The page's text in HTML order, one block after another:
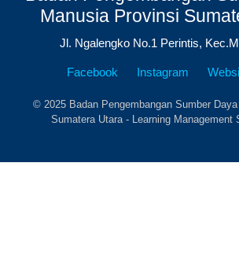
Manusia Provinsi
Jl. Ngalengko No.1 Perintis,
Facebook Instagram
© 2025 Badan Pengembangan Sumber
Sumatera Utara - Learning Management